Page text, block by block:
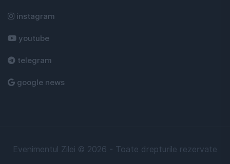
instagram
youtube
telegram
google news
Evenimentul Zilei © 2026 - Toate drepturile rezervate